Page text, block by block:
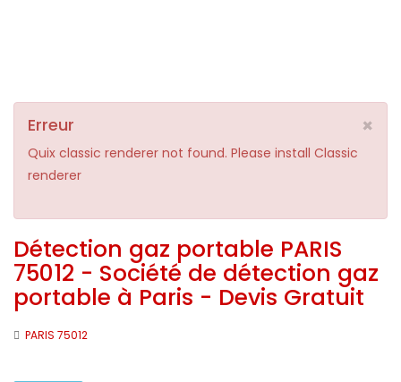
×
Erreur
Quix classic renderer not found. Please install Classic
renderer
Détection gaz portable PARIS
75012 - Société de détection gaz
portable à Paris - Devis Gratuit
PARIS 75012